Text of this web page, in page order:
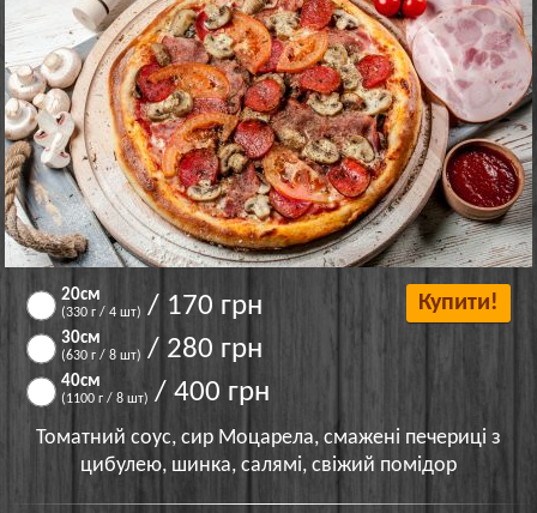
20см
(330 г / 4 шт) / 170 грн
30см
(630 г / 8 шт) / 280 грн
40см
(1100 г / 8 шт) / 400 грн
Купити!
Томатний соус, сир Моцарела, смажені печериці з
цибулею, шинка, салямі, свіжий помідор